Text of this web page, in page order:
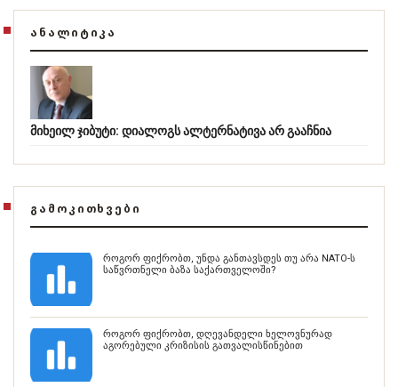
ᲐᲜᲐᲚᲘᲢᲘᲙᲐ
მიხეილ ჯიბუტი: დიალოგს ალტერნატივა არ გააჩნია
ᲒᲐᲛᲝᲙᲘᲗᲮᲕᲔᲑᲘ
როგორ ფიქრობთ, უნდა განთავსდეს თუ არა NATO-ს
საწვრთნელი ბაზა საქართველოში?
როგორ ფიქრობთ, დღევანდელი ხელოვნურად
აგორებული კრიზისის გათვალისწინებით